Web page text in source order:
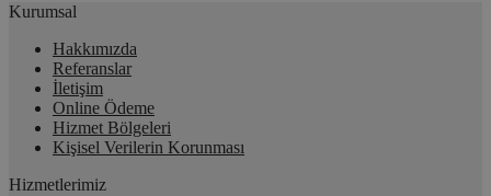
Kurumsal
Hakkımızda
Referanslar
İletişim
Online Ödeme
Hizmet Bölgeleri
Kişisel Verilerin Korunması
Hizmetlerimiz